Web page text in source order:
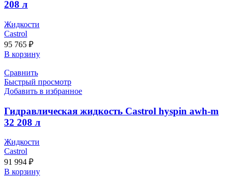
208 л
Жидкости
Castrol
95 765 ₽
В корзину
Сравнить
Быстрый просмотр
Добавить в избранное
Гидравлическая жидкость Castrol hyspin awh-m
32 208 л
Жидкости
Castrol
91 994 ₽
В корзину